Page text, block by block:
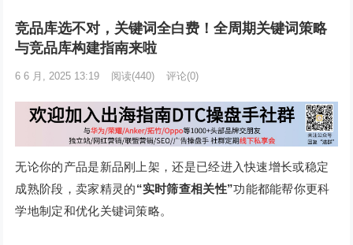
竞品库选不对，关键词全白费！全周期关键词策略
与竞品库构建指南来啦
6 6 月, 2025 13:19 阅读(440) 评论(0)
无论你的产品是新品刚上架，还是已经进入快速增长或稳定
成熟阶段，卖家精灵的“实时筛查相关性”功能都能帮你更科
学地制定和优化关键词策略。